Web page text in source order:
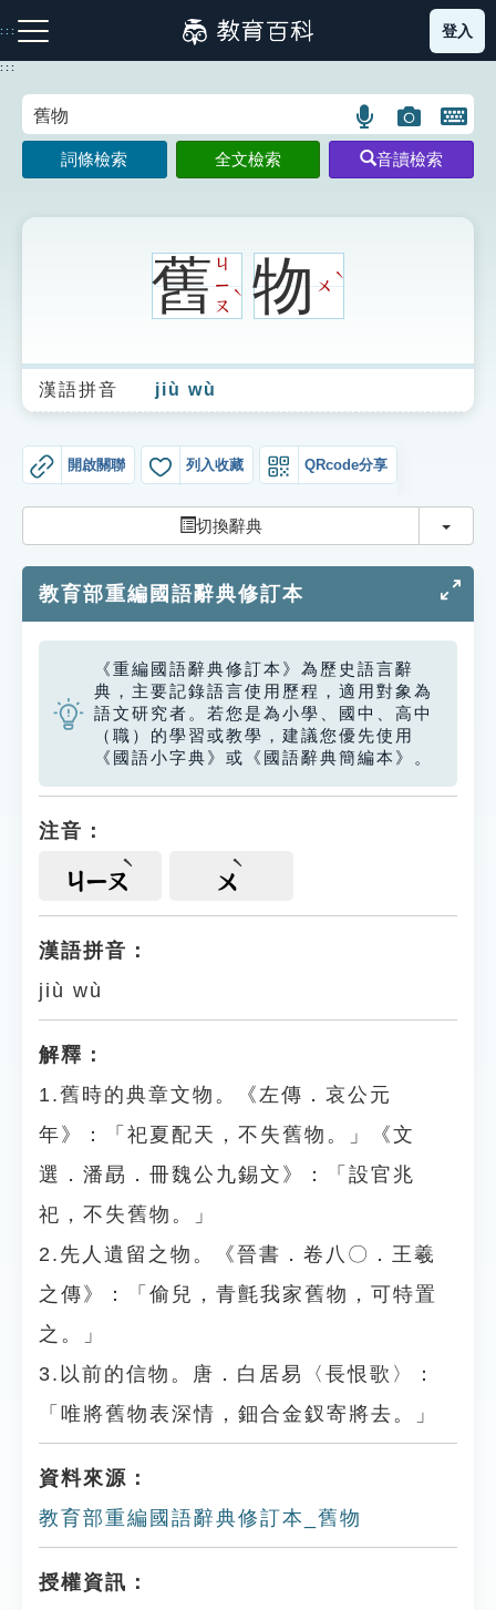
到
主
:::
注音索引圖示 筆畫索引圖示 部首索引表圖示
生字詞彙表
成語故事
索引選單
單字索引
生命大百科索引
遊戲專區
教學應用
貓頭鷹博士
登入
:::
語
言
搜
圖
片
搜
開
鍵
圖
詞條檢索 全文檢索 音讀檢索
舊ㄐ
ㄧ
ㄡ
ˋ 物ㄨ
ˋ
漢語拼音 jiù wù
開啟關聯 列入收藏 QRcode分享
切換辭典 切換
教育部重編國語辭典修訂本
《重編國語辭典修訂本》為歷史語言辭
典，主要記錄語言使用歷程，適用對象為
語文研究者。若您是為小學、國中、高中
（職）的學習或教學，建議您優先使用
《國語小字典》或《國語辭典簡編本》。
注音：
ㄐㄧㄡ ㄨ
漢語拼音：
jiù wù
解釋：
1.舊時的典章文物。《左傳．哀公元
年》：「祀夏配天，不失舊物。」《文
選．潘勗．冊魏公九錫文》：「設官兆
祀，不失舊物。」
2.先人遺留之物。《晉書．卷八〇．王羲
之傳》：「偷兒，青氈我家舊物，可特置
之。」
3.以前的信物。唐．白居易〈長恨歌〉：
「唯將舊物表深情，鈿合金釵寄將去。」
資料來源：
教育部重編國語辭典修訂本_舊物
授權資訊：